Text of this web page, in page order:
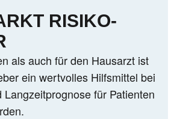
RISIKO-
als auch für den Hausarzt ist
ein wertvolles Hilfsmittel bei
für Patienten